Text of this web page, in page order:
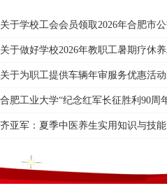
关于学校工会会员领取2026年合肥市
关于做好学校2026年教职工暑期疗休
关于为职工提供车辆年审服务优惠活
合肥工业大学“纪念红军长征胜利90周
齐亚军：夏季中医养生实用知识与技能